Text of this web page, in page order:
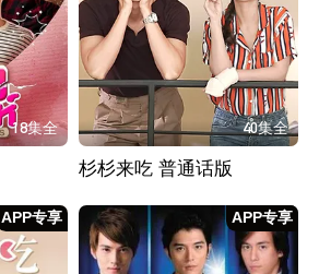
18集全 40集全
杉杉来吃 普通话版
APP专享 APP专享